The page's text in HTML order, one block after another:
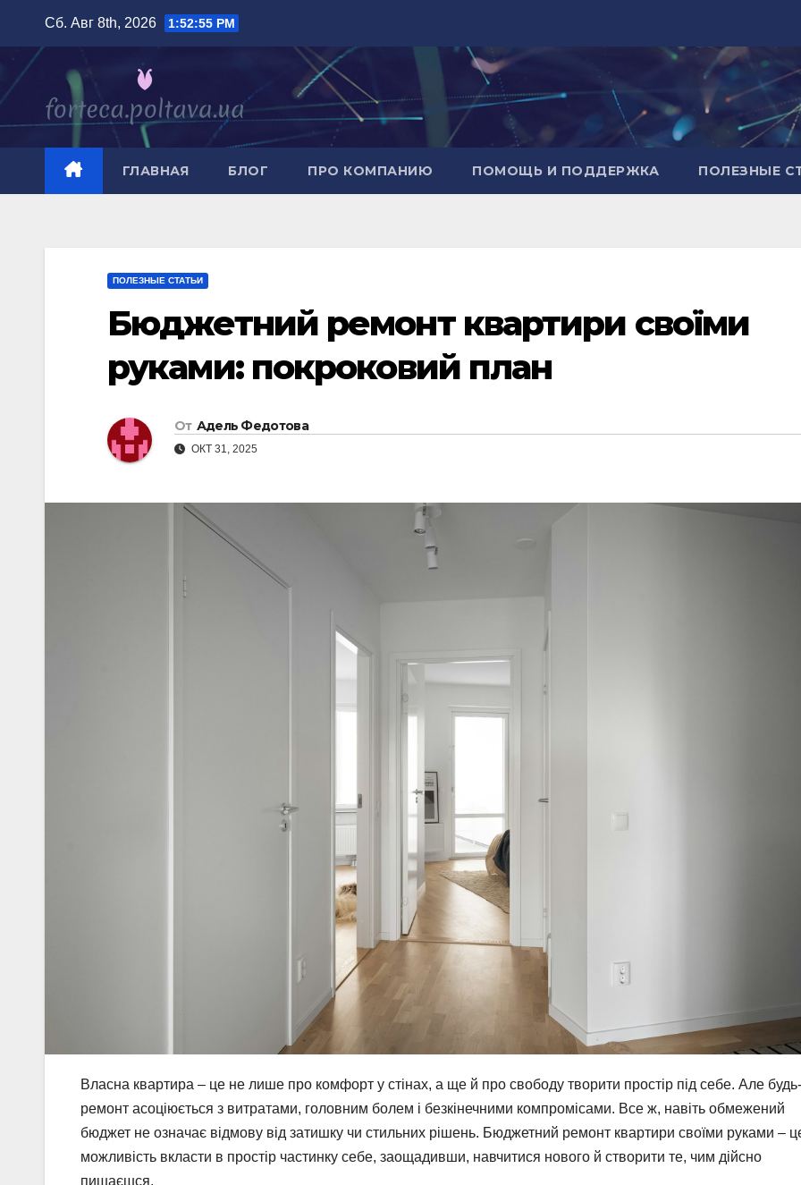
содержимому
Сб. Авг 8th, 2026 1:52:56 PM
ГЛАВНАЯ БЛОГ ПРО КОМПАНИЮ ПОМОЩЬ И ПОДДЕРЖКА ПОЛЕЗНЫЕ
ПОЛЕЗНЫЕ СТАТЬИ
Бюджетний ремонт квартири своїми
руками: покроковий план
От Адель Федотова
ОКТ 31, 2025
Власна квартира – це не лише про комфорт у стінах, а ще й про свободу творити простір під себе. Але
ремонт асоціюється з витратами, головним болем і безкінечними компромісами. Все ж, навіть обмежений
бюджет не означає відмову від затишку чи стильних рішень. Бюджетний ремонт квартири своїми руками –
можливість вкласти в простір частинку себе, заощадивши, навчитися нового й створити те, чим дійсно
пишаєшся.